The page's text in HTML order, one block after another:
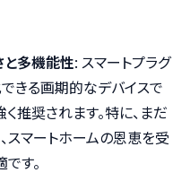
と多機能性: スマートプラグ
きる画期的なデバイスで
推奨されます。特に、まだ
スマートホームの恩恵を受
す。